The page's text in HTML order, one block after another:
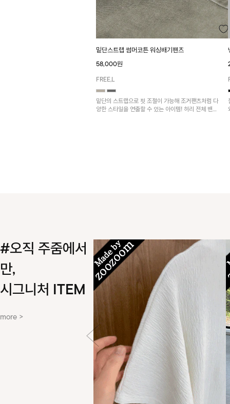
밑단스트랩 썸머코튼 워싱배기팬츠
58,000원
FREE,L
밑단의 스트랩으로 핏 조절이 가능해 조거팬츠처럼 다
양한 스타일을 연출할 수 있는 아이템! 허리 전체 밴딩
#오직 주줌에서
만,
시그니처 ITEM
more >